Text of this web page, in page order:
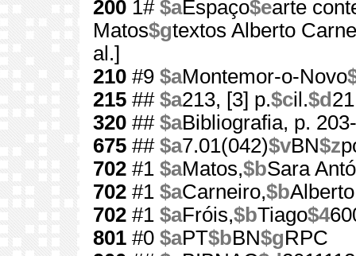
200 1# $aEspaço$earte
Matos$gtextos Alberto
al.]
210 #9 $aMontemor-o-Novo
215 ## $a213, [3] p.$cil.$d
320 ## $aBibliografia, p.
675 ## $a7.01(042)$vBN$z
702 #1 $aMatos,$bSara
702 #1 $aCarneiro,$b
702 #1 $aFróis,$bTiago$4
801 #0 $aPT$bBN$gRPC